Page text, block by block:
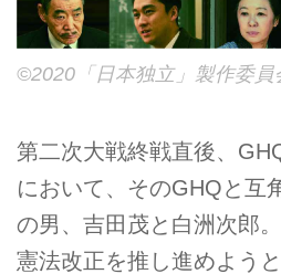
©2020「日本独立」製作委員
第二次大戦終戦直後、
において、そのGHQと互
の男、吉田茂と白洲次郎
憲法改正を推し進めよう